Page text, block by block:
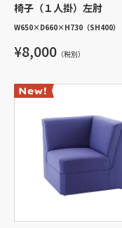
椅子（１人掛）左肘
W650× D660× H730 （SH400）
¥8,000 （税別）